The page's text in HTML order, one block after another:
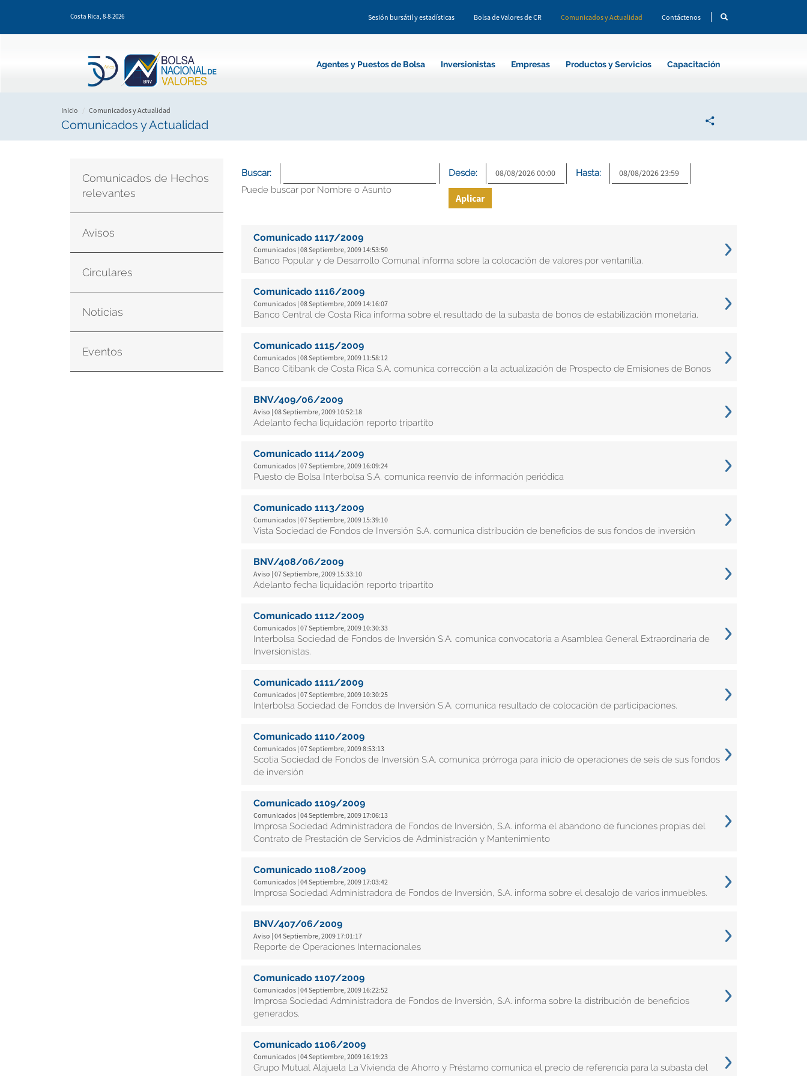
Costa Rica, 8-8-2026 Sesión bursátil y estadísticas Bolsa de Valores de CR Comunicados y Actualidad Contáctenos
Agentes y Puestos de Bolsa Inversionistas Empresas Productos y Servicios Capacitación
Inicio Comunicados y Actualidad
Comunicados y Actualidad
Comunicados de Hechos
relevantes
Avisos
Circulares
Noticias
Eventos
Buscar:
Puede buscar por Nombre o Asunto
Desde: Hasta:
Aplicar
Comunicado 1117/2009
Comunicados | 08 Septiembre, 2009 14:53:50
Banco Popular y de Desarrollo Comunal informa sobre la colocación de valores por ventanilla.
Comunicado 1116/2009
Comunicados | 08 Septiembre, 2009 14:16:07
Banco Central de Costa Rica informa sobre el resultado de la subasta de bonos de estabilización monetaria.
Comunicado 1115/2009
Comunicados | 08 Septiembre, 2009 11:58:12
Banco Citibank de Costa Rica S.A. comunica corrección a la actualización de Prospecto de Emisiones de Bonos
BNV/409/06/2009
Aviso | 08 Septiembre, 2009 10:52:18
Adelanto fecha liquidación reporto tripartito
Comunicado 1114/2009
Comunicados | 07 Septiembre, 2009 16:09:24
Puesto de Bolsa Interbolsa S.A. comunica reenvío de información periódica
Comunicado 1113/2009
Comunicados | 07 Septiembre, 2009 15:39:10
Vista Sociedad de Fondos de Inversión S.A. comunica distribución de beneficios de sus fondos de inversión
BNV/408/06/2009
Aviso | 07 Septiembre, 2009 15:33:10
Adelanto fecha liquidación reporto tripartito
Comunicado 1112/2009
Comunicados | 07 Septiembre, 2009 10:30:33
Interbolsa Sociedad de Fondos de Inversión S.A. comunica convocatoria a Asamblea General Extraordinaria de
Inversionistas.
Comunicado 1111/2009
Comunicados | 07 Septiembre, 2009 10:30:25
Interbolsa Sociedad de Fondos de Inversión S.A. comunica resultado de colocación de participaciones.
Comunicado 1110/2009
Comunicados | 07 Septiembre, 2009 8:53:13
Scotia Sociedad de Fondos de Inversión S.A. comunica prórroga para inicio de operaciones de seis de sus fondos
de inversión
Comunicado 1109/2009
Comunicados | 04 Septiembre, 2009 17:06:13
Improsa Sociedad Administradora de Fondos de Inversión, S.A. informa el abandono de funciones propias del
Contrato de Prestación de Servicios de Administración y Mantenimiento
Comunicado 1108/2009
Comunicados | 04 Septiembre, 2009 17:03:42
Improsa Sociedad Administradora de Fondos de Inversión, S.A. informa sobre el desalojo de varios inmuebles.
BNV/407/06/2009
Aviso | 04 Septiembre, 2009 17:01:17
Reporte de Operaciones Internacionales
Comunicado 1107/2009
Comunicados | 04 Septiembre, 2009 16:22:52
Improsa Sociedad Administradora de Fondos de Inversión, S.A. informa sobre la distribución de beneficios
generados.
Comunicado 1106/2009
Comunicados | 04 Septiembre, 2009 16:19:23
Grupo Mutual Alajuela La Vivienda de Ahorro y Préstamo comunica el precio de referencia para la subasta del